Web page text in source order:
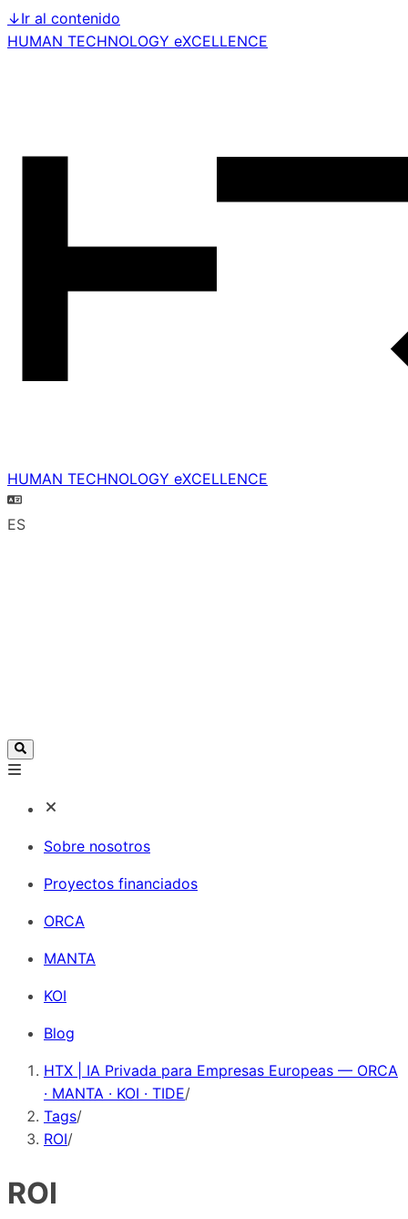
↓Ir al contenido
HUMAN TECHNOLOGY eXCELLENCE
HUMAN TECHNOLOGY eXCELLENCE
ES
Sobre nosotros
Proyectos financiados
ORCA
MANTA
KOI
Blog
HTX | IA Privada para Empresas Europeas — ORCA
· MANTA · KOI · TIDE/
Tags/
ROI/
ROI